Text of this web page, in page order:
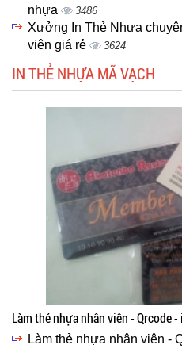
nhựa
3486
Xưởng In Thẻ Nhựa
viên giá rẻ
3624
IN THẺ NHỰA MÃ VẠCH
Làm thẻ nhựa nhân viên - Qrcode
Làm thẻ nhựa nhân viên -